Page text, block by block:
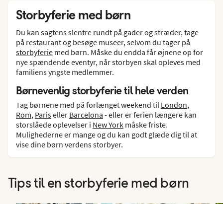
Storbyferie med børn
Du kan sagtens slentre rundt på gader og stræder, tage
på restaurant og besøge museer, selvom du tager på
storbyferie med børn. Måske du endda får øjnene op for
nye spændende eventyr, når storbyen skal opleves med
familiens yngste medlemmer.
Børnevenlig storbyferie til hele verden
Tag børnene med på forlænget weekend til London,
Rom, Pariseller Barcelona - eller er ferien længere kan
storslåede oplevelser i New York måske friste.
Mulighederne er mange og du kan godt glæde dig til at
vise dine børn verdens storbyer.
Tips til en storbyferie med børn